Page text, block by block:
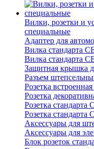
Вилки, розетки и
специальные
Адаптер для
Вилка стандарта
Вилка стандарта
Защитная крышка
Разъем
Розетка
Розетка
Розетка стандарта
Розетка
Аксессуары для
Аксессуары для
Блок розеток